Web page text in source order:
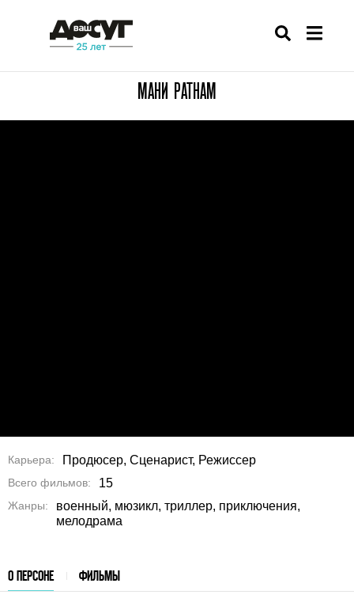
МАНИ РАТНАМ
Карьера Продюсер, Сценарист, Режиссер
Всего фильмов 15
Жанры
военный, мюзикл, триллер, приключения,
мелодрама
О ПЕРСОНЕ ФИЛЬМЫ